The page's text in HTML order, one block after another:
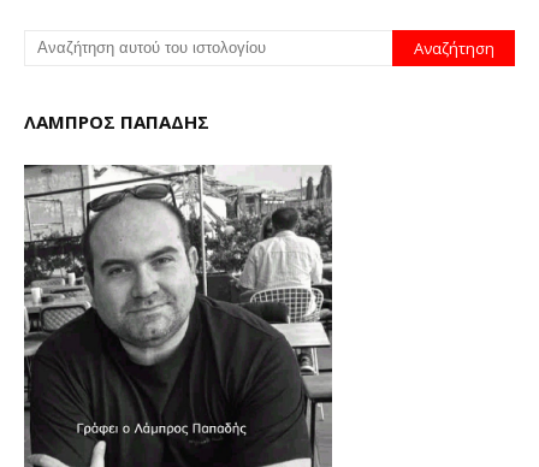
ΛΑΜΠΡΟΣ ΠΑΠΑΔΗΣ